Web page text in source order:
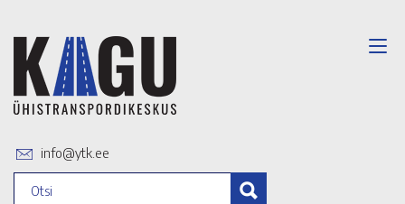
info@ytk.ee